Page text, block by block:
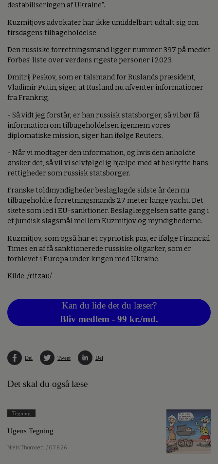
destabiliseringen af Ukraine".
Kuzmitjovs advokater har ikke umiddelbart udtalt sig om
tirsdagens tilbageholdelse.
Den russiske forretningsmand ligger nummer 397 på mediet
Forbes' liste over verdens rigeste personer i 2023.
Dmitrij Peskov, som er talsmand for Ruslands præsident,
Vladimir Putin, siger, at Rusland nu afventer informationer
fra Frankrig.
- Så vidt jeg forstår, er han russisk statsborger, så vi bør få
information om tilbageholdelsen igennem vores
diplomatiske mission, siger han ifølge Reuters.
- Når vi modtager den information, og hvis den anholdte
ønsker det, så vil vi selvfølgelig hjælpe med at beskytte hans
rettigheder som russisk statsborger.
Franske toldmyndigheder beslaglagde sidste år den nu
tilbageholdte forretningsmands 27 meter lange yacht. Det
skete som led i EU-sanktioner. Beslaglæggelsen satte gang i
et juridisk slagsmål mellem Kuzmitjov og myndighederne.
Kuzmitjov, som også har et cypriotisk pas, er ifølge Financial
Times en af få sanktionerede russiske oligarker, som er
forblevet i Europa under krigen med Ukraine.
Kilde: /ritzau/
Kan du lide det du læser?
Bliv medlem - 99 kr./md.
Del Tweet Del
Det skal du også læse
Tegning
Ugens Tegning
Niels Thomsen / 07.8.26